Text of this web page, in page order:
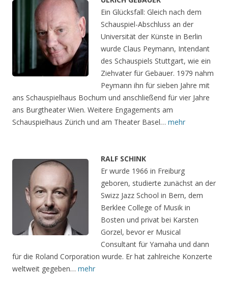
Ein Glücksfall: Gleich nach dem
Schauspiel-Abschluss an der
Universität der Künste in Berlin
wurde Claus Peymann, Intendant
des Schauspiels Stuttgart, wie ein
Ziehvater für Gebauer. 1979 nahm
Peymann ihn für sieben Jahre mit
ans Schauspielhaus Bochum und anschließend für vier Jahre
ans Burgtheater Wien. Weitere Engagements am
Schauspielhaus Zürich und am Theater Basel… mehr
RALF SCHINK
Er wurde 1966 in Freiburg
geboren, studierte zunächst an der
Swizz Jazz School in Bern, dem
Berklee College of Musik in
Bosten und privat bei Karsten
Gorzel, bevor er Musical
Consultant für Yamaha und dann
für die Roland Corporation wurde. Er hat zahlreiche Konzerte
weltweit gegeben… mehr